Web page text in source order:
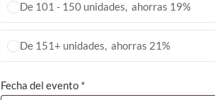
De 101 - 150 unidades, ahorras 19%
De 151+ unidades, ahorras 21%
Fecha del evento *